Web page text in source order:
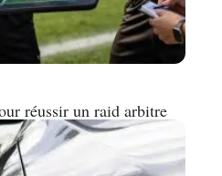
réussir un raid arbitre